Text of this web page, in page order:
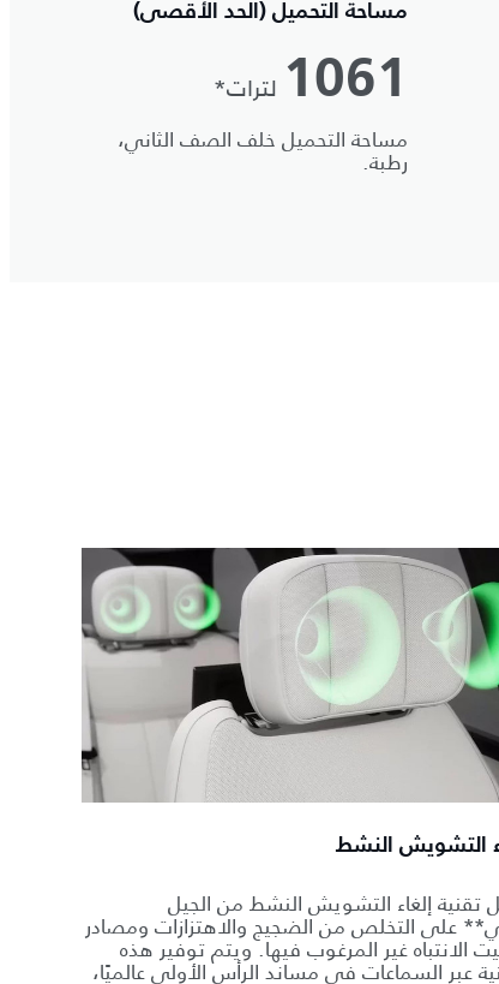
مساحة التحميل (الحد الأقصى)
1061 لترات*
مساحة التحميل خلف الصف الثاني،
رطبة.
التشويش النشط
تقنية إلغاء التشويش النشط من الجيل
على التخلص من الضجيج والاهتزازات ومصادر
الانتباه غير المرغوب فيها. ويتم توفير هذه
عبر السماعات في مساند الرأس الأولى عالميًا،